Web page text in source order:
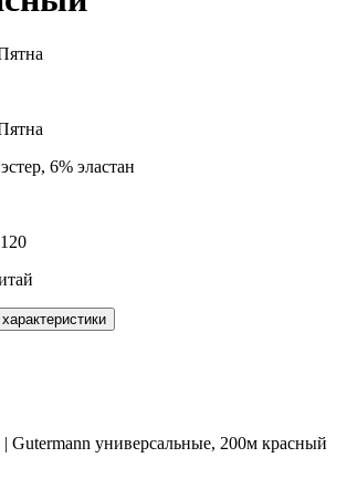
6% эластан
Gutermann универсальные, 200м красный